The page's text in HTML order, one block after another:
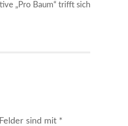
„Pro Baum“ trifft sich
sind mit *